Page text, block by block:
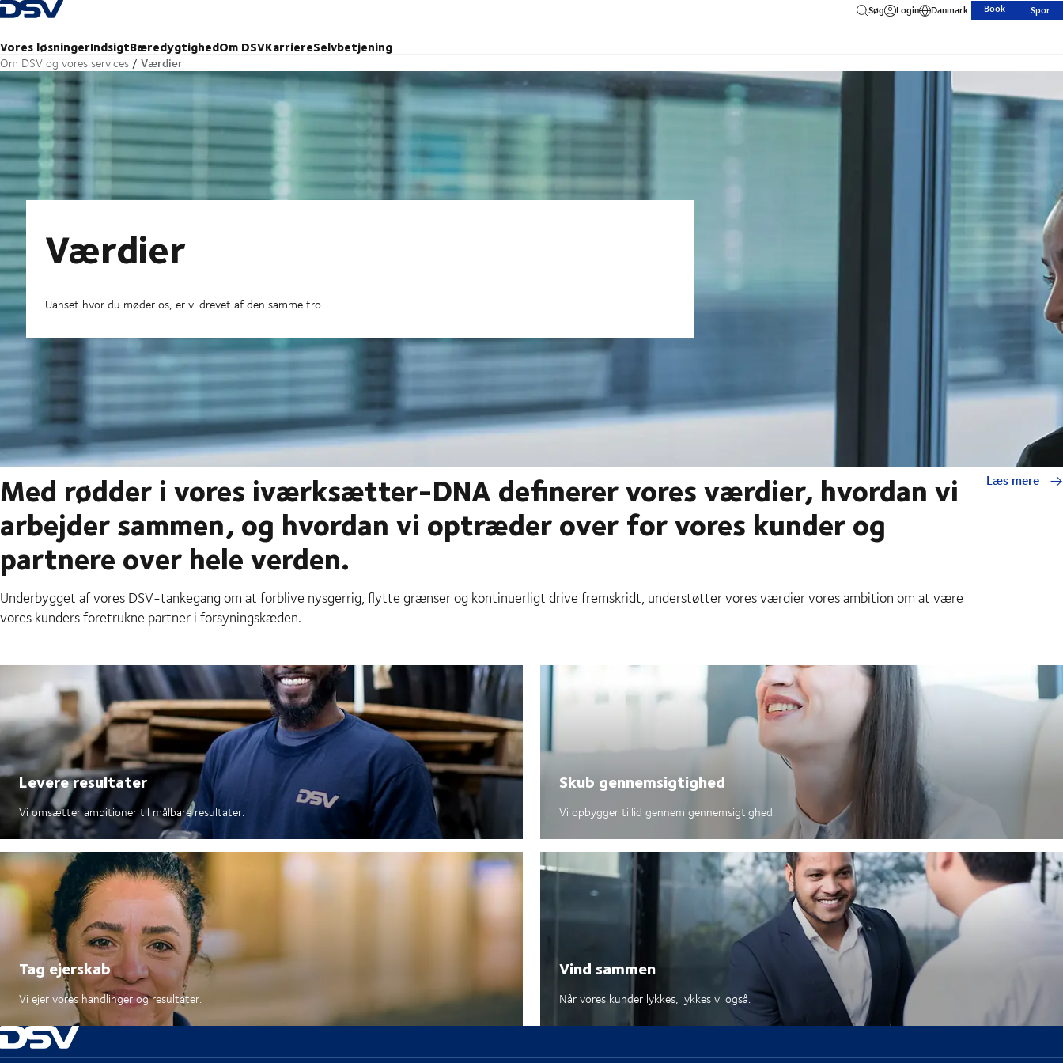
Tilbage til forsiden
Vores løsningerIndsigtBæredygtighedOm DSVKarriereSelvbetjening
Søg Login Danmark Book Spor
Om DSV og vores services Værdier
Værdier
Uanset hvor du møder os, er vi drevet af den samme tro
Med rødder i vores iværksætter-DNA definerer vores værdier, hvordan vi
arbejder sammen, og hvordan vi optræder over for vores kunder og
partnere over hele verden.
Underbygget af vores DSV-tankegang om at forblive nysgerrig, flytte grænser og kontinuerligt drive fremskridt, understøtter vores værdier vores ambition om at være
vores kunders foretrukne partner i forsyningskæden.
Læs mere
Levere resultater
Vi omsætter ambitioner til målbare resultater.
Skub gennemsigtighed
Vi opbygger tillid gennem gennemsigtighed.
Tag ejerskab
Vi ejer vores handlinger og resultater.
Vind sammen
Når vores kunder lykkes, lykkes vi også.